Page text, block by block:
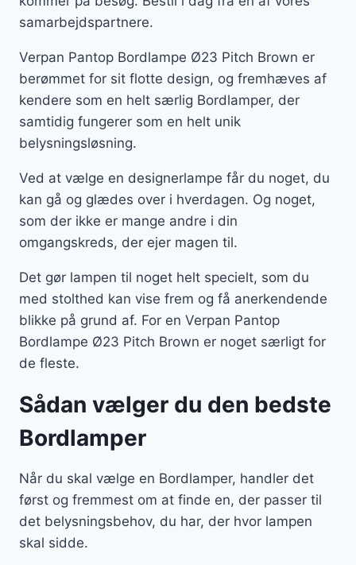
samarbejdspartnere.
Verpan Pantop Bordlampe Ø23 Pitch Brown er
berømmet for sit flotte design, og fremhæves af
kendere som en helt særlig Bordlamper, der
samtidig fungerer som en helt unik
belysningsløsning.
Ved at vælge en designerlampe får du noget, du
kan gå og glædes over i hverdagen. Og noget,
som der ikke er mange andre i din
omgangskreds, der ejer magen til.
Det gør lampen til noget helt specielt, som du
med stolthed kan vise frem og få anerkendende
blikke på grund af. For en Verpan Pantop
Bordlampe Ø23 Pitch Brown er noget særligt for
de fleste.
Sådan vælger du den bedste
Bordlamper
Når du skal vælge en Bordlamper, handler det
først og fremmest om at finde en, der passer til
det belysningsbehov, du har, der hvor lampen
skal sidde.